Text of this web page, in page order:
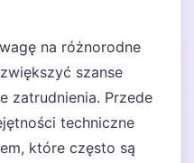
na różnorodne
szanse
zatrudnienia. Przede
techniczne
które często są